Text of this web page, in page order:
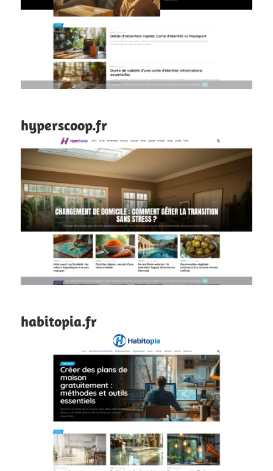
hyperscoop.fr
habitopia.fr